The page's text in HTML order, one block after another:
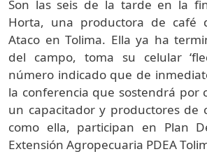
Son las seis de la tarde en la
Horta, una productora de café
Ataco en Tolima. Ella ya ha
del campo, toma su celular
número indicado que de
la conferencia que sostendrá por
un capacitador y productores de
como ella, participan en Plan
Extensión Agropecuaria PDEA